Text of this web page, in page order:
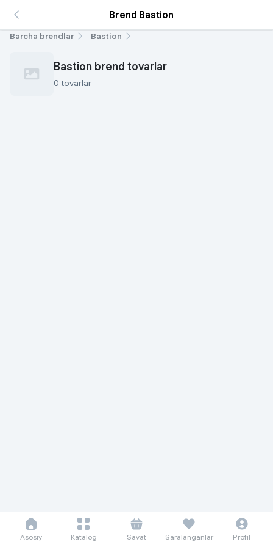
Brend Bastion
Barcha brendlar Bastion
Bastion brend tovarlar
0 tovarlar
Asosiy Katalog Savat Saralanganlar Profil